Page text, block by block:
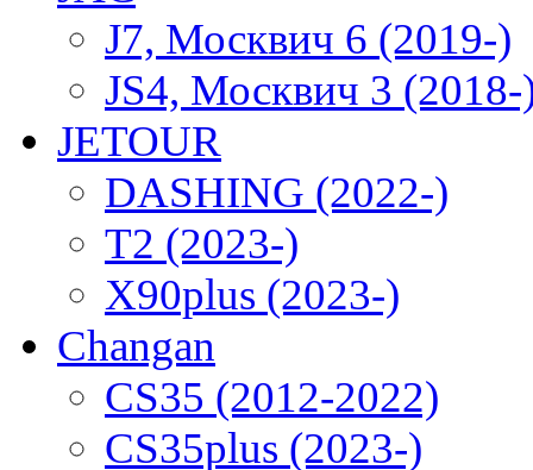
J7, Москвич 6 (2019-)
JS4, Москвич 3 (2018-
JETOUR
DASHING (2022-)
T2 (2023-)
X90plus (2023-)
Changan
CS35 (2012-2022)
CS35plus (2023-)